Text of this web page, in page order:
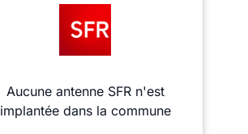
Aucune antenne SFR n'est
implantée dans la commune